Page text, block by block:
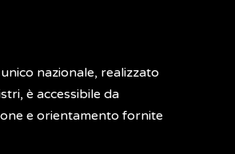
nazionale, realizzato
è accessibile da
e orientamento fornite